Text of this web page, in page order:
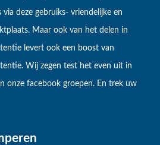
deze gebruiks- vriendelijke en
Maar ook van het delen in
levert ook een boost van
Wij zegen test het even uit in
onze facebook groepen. En trek uw